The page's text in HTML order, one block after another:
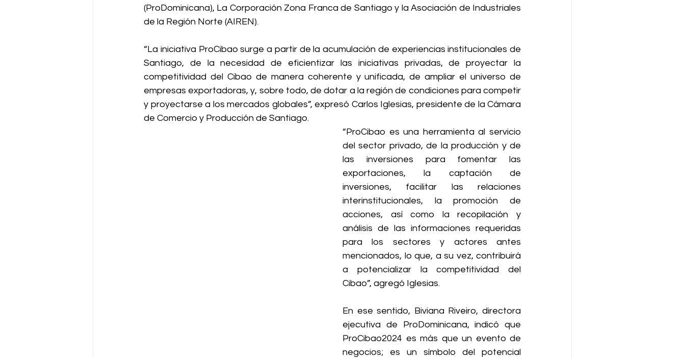
(ProDominicana), La Corporación Zona Franca de Santiago y la Asociación de Industriales
de la Región Norte (AIREN).
“La iniciativa ProCibao surge a partir de la acumulación de experiencias institucionales de
Santiago, de la necesidad de eficientizar las iniciativas privadas, de proyectar la
competitividad del Cibao de manera coherente y unificada, de ampliar el universo de
empresas exportadoras, y, sobre todo, de dotar a la región de condiciones para competir
y proyectarse a los mercados globales”, expresó Carlos Iglesias, presidente de la Cámara
de Comercio y Producción de Santiago.
“ProCibao es una herramienta al servicio
del sector privado, de la producción y de
las inversiones para fomentar las
exportaciones, la captación de
inversiones, facilitar las relaciones
interinstitucionales, la promoción de
acciones, así como la recopilación y
análisis de las informaciones requeridas
para los sectores y actores antes
mencionados, lo que, a su vez, contribuirá
a potencializar la competitividad del
Cibao”, agregó Iglesias.
En ese sentido, Biviana Riveiro, directora
ejecutiva de ProDominicana, indicó que
ProCibao2024 es más que un evento de
negocios; es un símbolo del potencial